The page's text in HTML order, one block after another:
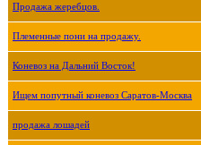
Продажа жеребцов.
Племенные пони на продажу.
Коневоз на Дальний Восток!
Ищем попутный коневоз Саратов-Москва
продажа лошадей